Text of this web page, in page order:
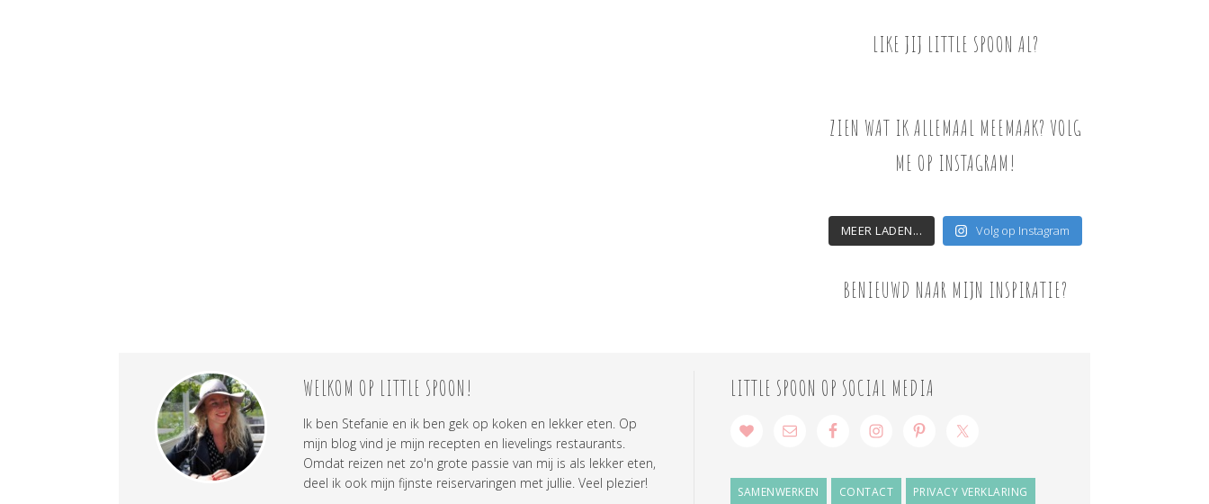
LIKE JIJ LITTLE SPOON AL?
ZIEN WAT IK ALLEMAAL MEEMAAK? VOLG
ME OP INSTAGRAM!
MEER LADEN... Volg op Instagram
BENIEUWD NAAR MIJN INSPIRATIE?
WELKOM OP LITTLE SPOON!
Ik ben Stefanie en ik ben gek op koken en lekker eten. Op
mijn blog vind je mijn recepten en lievelings restaurants.
Omdat reizen net zo'n grote passie van mij is als lekker eten,
deel ik ook mijn fijnste reiservaringen met jullie. Veel plezier!
LITTLE SPOON OP SOCIAL MEDIA
SAMENWERKEN CONTACT PRIVACY VERKLARING